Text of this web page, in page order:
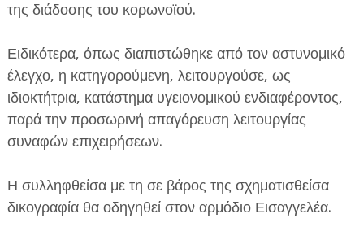
ΔΙΕΘΝΗ
ΕΦΗΜΕΡΙΔΑ Η ΠΑΡΓΑ
ΠΛΗΡΟΦΟΡΙΕΣ
της διάδοσης του κορωνοϊού.
Ειδικότερα, όπως διαπιστώθηκε από τον αστυνομικό
έλεγχο, η κατηγορούμενη, λειτουργούσε, ως
ιδιοκτήτρια, κατάστημα υγειονομικού ενδιαφέροντος,
παρά την προσωρινή απαγόρευση λειτουργίας
συναφών επιχειρήσεων.
Η συλληφθείσα με τη σε βάρος της σχηματισθείσα
δικογραφία θα οδηγηθεί στον αρμόδιο Εισαγγελέα.